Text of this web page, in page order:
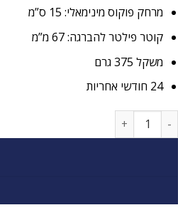
מרחק פוקוס מינימאלי: 15 ס”מ
קוטר פילטר להברגה: 67 מ”מ
משקל 375 גרם
24 חודשי אחריות
כמות של ‏עדשה Fuji XF 16mm F/1.4 R WR פוג'י